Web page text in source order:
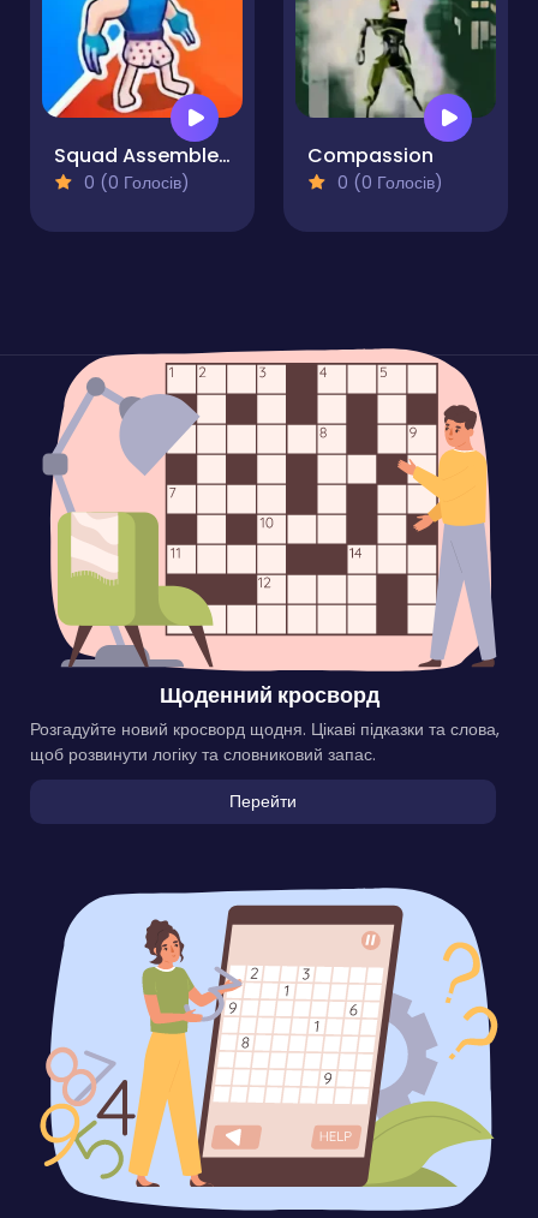
Squad Assembler - Red vs Blue
0 (0 Голосів)
Compassion
0 (0 Голосів)
Щоденний кросворд
Розгадуйте новий кросворд щодня. Цікаві підказки та слова,
щоб розвинути логіку та словниковий запас.
Перейти